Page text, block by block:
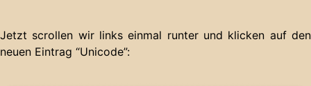
Jetzt scrollen wir links einmal runter und klicken auf den
neuen Eintrag “Unicode”: